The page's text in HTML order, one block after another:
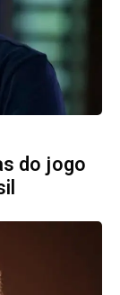
do jogo